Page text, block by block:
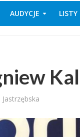
AUDYCJE LISTY
Jastrzębska